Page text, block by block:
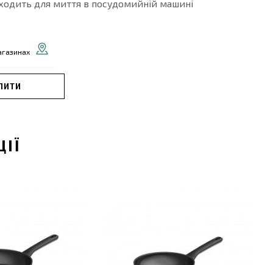
для миття в посудомийній машині